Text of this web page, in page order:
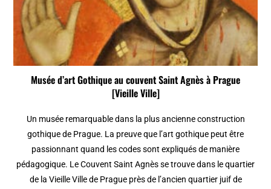
Musée d’art Gothique au couvent Saint Agnès à Prague
[Vieille Ville]
Un musée remarquable dans la plus ancienne construction
gothique de Prague. La preuve que l’art gothique peut être
passionnant quand les codes sont expliqués de manière
pédagogique. Le Couvent Saint Agnès se trouve dans le quartier
de la Vieille Ville de Prague près de l’ancien quartier juif de